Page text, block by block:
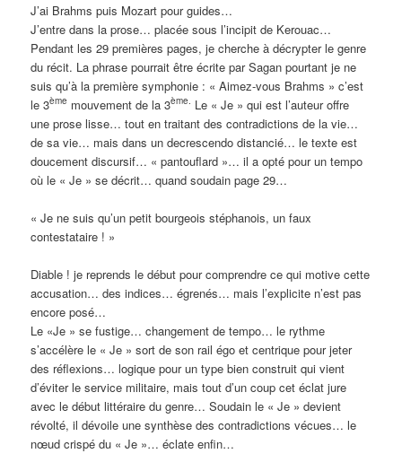
J’ai Brahms puis Mozart pour guides…
J’entre dans la prose… placée sous l’incipit de Kerouac…
Pendant les 29 premières pages, je cherche à décrypter le genre
du récit. La phrase pourrait être écrite par Sagan pourtant je ne
suis qu’à la première symphonie : « Aimez-vous Brahms » c’est
le 3ème mouvement de la 3ème. Le « Je » qui est l’auteur offre
une prose lisse… tout en traitant des contradictions de la vie…
de sa vie… mais dans un decrescendo distancié… le texte est
doucement discursif… « pantouflard »… il a opté pour un tempo
où le « Je » se décrit… quand soudain page 29…
« Je ne suis qu’un petit bourgeois stéphanois, un faux
contestataire ! »
Diable ! je reprends le début pour comprendre ce qui motive cette
accusation… des indices… égrenés… mais l’explicite n’est pas
encore posé…
Le «Je » se fustige… changement de tempo… le rythme
s’accélère le « Je » sort de son rail égo et centrique pour jeter
des réflexions… logique pour un type bien construit qui vient
d’éviter le service militaire, mais tout d’un coup cet éclat jure
avec le début littéraire du genre… Soudain le « Je » devient
révolté, il dévoile une synthèse des contradictions vécues… le
nœud crispé du « Je »… éclate enfin…